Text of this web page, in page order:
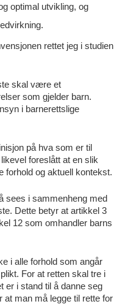
optimal utvikling, og
rettet jeg i studien
skal være et
som gjelder barn.
i barnerettslige
på hva som er til
foreslått at en slik
forhold og aktuell kontekst.
sees i sammenheng med
Dette betyr at artikkel 3
12 som omhandler barns
i alle forhold som angår
For at retten skal tre i
er i stand til å danne seg
man må legge til rette for